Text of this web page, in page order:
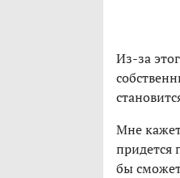
Из-за
Мне
придется
бы